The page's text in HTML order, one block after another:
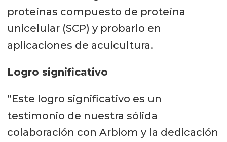
proteínas compuesto de proteína
unicelular (SCP) y probarlo en
aplicaciones de acuicultura.
Logro significativo
“Este logro significativo es un
testimonio de nuestra sólida
colaboración con Arbiom y la dedicación